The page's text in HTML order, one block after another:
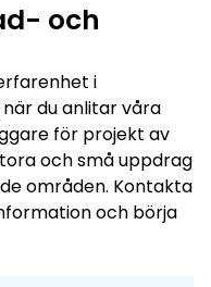
och
i
du anlitar våra
för projekt av
och små uppdrag
områden. Kontakta
och börja